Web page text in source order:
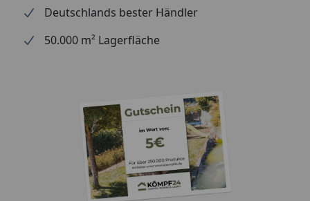
Bitte beachten Sie: Für die Montage werden
Montageanleitung Wulstrinne Typ 250
(Rinnenbreite 78 mm)
Deutschlands bester Händler
50.000 m² Lagerfläche